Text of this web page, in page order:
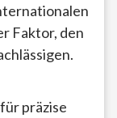
Faktor, den
präzise